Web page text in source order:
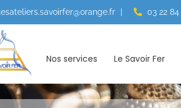
lesateliers.savoirfer@orange.fr 03 22
Nos services Le Savoir Fer